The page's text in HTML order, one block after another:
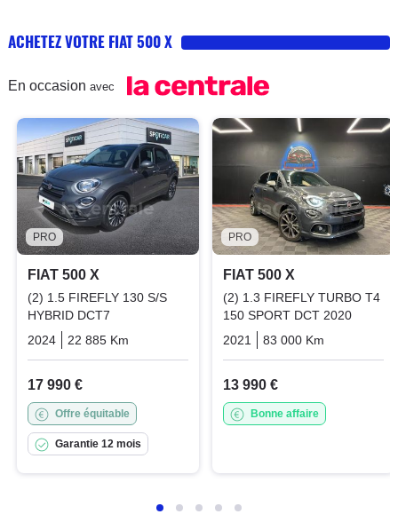
ACHETEZ VOTRE FIAT 500 X
En occasion avec
PRO
FIAT 500 X
(2) 1.5 FIREFLY 130 S/S
HYBRID DCT7
2024
22 885 Km Essence
17 990 €
Offre équitable
Garantie 12 mois
PRO
FIAT 500 X
(2) 1.3 FIREFLY TURBO T4
150 SPORT DCT 2020
2021
83 000 Km
13 990 €
Bonne affaire